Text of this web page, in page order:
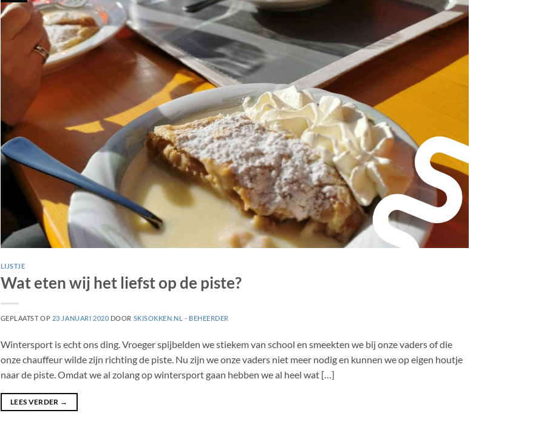
LIJSTJE
Wat eten wij het liefst op de piste?
GEPLAATST OP 23 JANUARI 2020 DOOR SKISOKKEN.NL - BEHEERDER
Wintersport is echt ons ding. Vroeger spijbelden we stiekem van school en smeekten we bij onze vaders of die
onze chauffeur wilde zijn richting de piste. Nu zijn we onze vaders niet meer nodig en kunnen we op eigen houtje
naar de piste. Omdat we al zolang op wintersport gaan hebben we al heel wat […]
LEES VERDER →